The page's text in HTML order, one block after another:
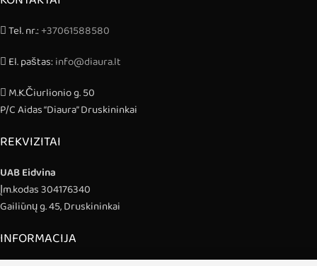
Tel. nr.:+37061588580
El. paštas:info@diaura.lt
M.K.Čiurlionio g. 50
P/C Aidas “Diaura” Druskininkai
REKVIZITAI
UAB Eidvina
Įm.kodas 304176340
Gailiūnų g. 45, Druskininkai
INFORMACIJA